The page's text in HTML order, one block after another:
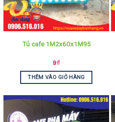
Tủ cafe 1M2x60x1M95
9₫
THÊM VÀO GIỎ HÀNG